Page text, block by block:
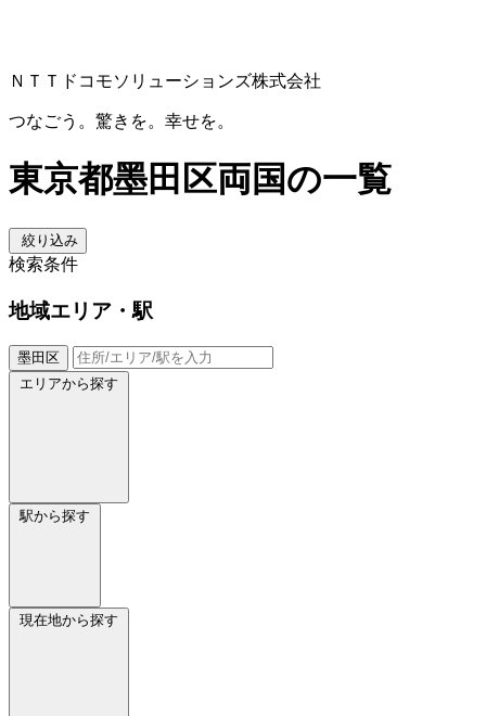
ＮＴＴドコモソリューションズ株式会社
つなごう。驚きを。幸せを。
東京都墨田区両国の一覧
絞り込み
検索条件
地域エリア・駅
墨田区
エリアから探す
駅から探す
現在地から探す